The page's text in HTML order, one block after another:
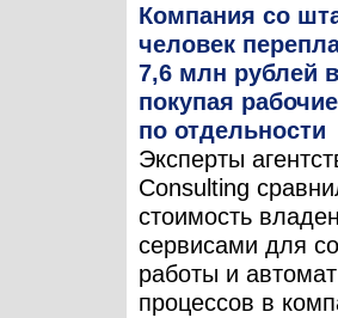
Компания со
человек
7,6 млн рублей
покупая
по отдельности
Эксперты
Consulting
стоимость
сервисами для
работы и
процессов в